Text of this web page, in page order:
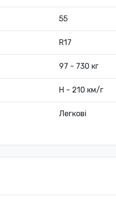
55
R17
97 - 730 кг
H - 210 км/г
Легкові